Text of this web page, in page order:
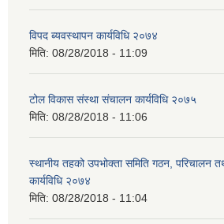
विपद ब्यवस्थापन कार्यविधि २०७४
मिति: 08/28/2018 - 11:09
टोल विकास संस्था संचालन कार्यविधि २०७५
मिति: 08/28/2018 - 11:06
स्थानीय तहको उपभोक्ता समिति गठन, परिचालन
कार्यविधि २०७४
मिति: 08/28/2018 - 11:04